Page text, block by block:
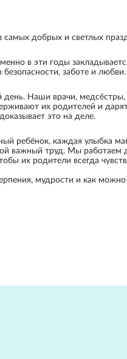
добрых и светлых
в эти годы
заботе и любви.
Наши врачи, медсёстры,
их родителей и
это на деле.
ребёнок, каждая улыбка
важный труд. Мы работаем
их родители всегда
мудрости и как